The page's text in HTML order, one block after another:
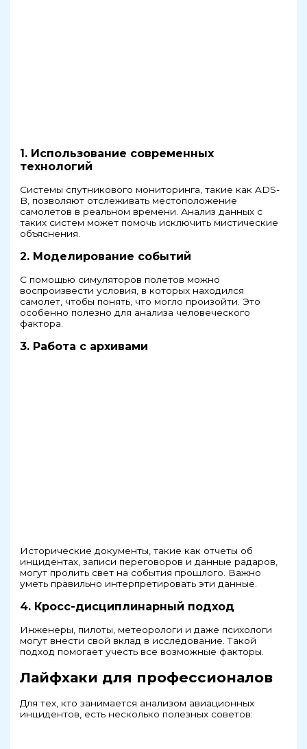
1. Использование современных
технологий
Системы спутникового мониторинга, такие как ADS-
B, позволяют отслеживать местоположение
самолетов в реальном времени. Анализ данных с
таких систем может помочь исключить мистические
объяснения.
2. Моделирование событий
С помощью симуляторов полетов можно
воспроизвести условия, в которых находился
самолет, чтобы понять, что могло произойти. Это
особенно полезно для анализа человеческого
фактора.
3. Работа с архивами
Исторические документы, такие как отчеты об
инцидентах, записи переговоров и данные радаров,
могут пролить свет на события прошлого. Важно
уметь правильно интерпретировать эти данные.
4. Кросс-дисциплинарный подход
Инженеры, пилоты, метеорологи и даже психологи
могут внести свой вклад в исследование. Такой
подход помогает учесть все возможные факторы.
Лайфхаки для профессионалов
Для тех, кто занимается анализом авиационных
инцидентов, есть несколько полезных советов: